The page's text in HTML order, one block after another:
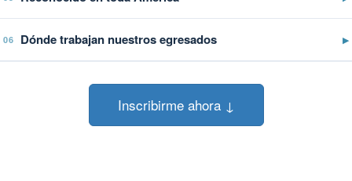
06 Dónde trabajan nuestros egresados ▶
Inscribirme ahora ↓